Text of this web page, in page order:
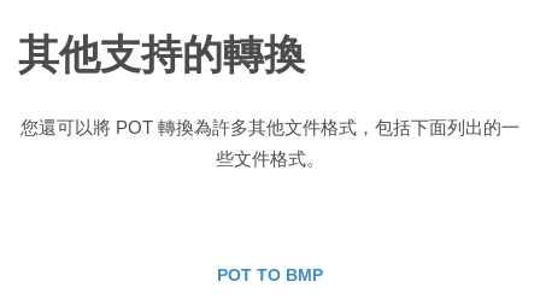
其他支持的轉換
您還可以將 POT 轉換為許多其他文件格式，包括下面列出的一
些文件格式。
POT TO BMP